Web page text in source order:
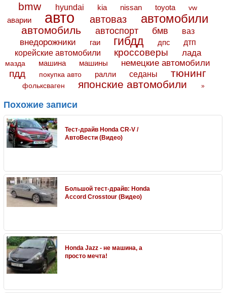
bmw hyundai kia nissan toyota vw
аварии авто автоваз автомобили
автомобиль автоспорт бмв ваз
внедорожники гаи гибдд дпс дтп
корейские автомобили кроссоверы лада
мазда машина машины немецкие автомобили
пдд покупка авто ралли седаны тюнинг
фольксваген японские автомобили »
Похожие записи
Тест-драйв Honda CR-V /
АвтоВести (Видео)
Большой тест-драйв: Honda
Accord Crosstour (Видео)
Honda Jazz - не машина, а
просто мечта!